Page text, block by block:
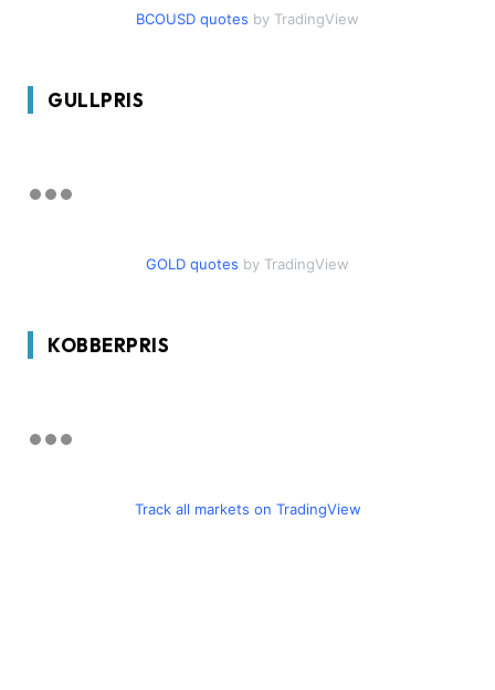
BCOUSD quotes by TradingView
GULLPRIS
GOLD quotes by TradingView
KOBBERPRIS
Track all markets on TradingView